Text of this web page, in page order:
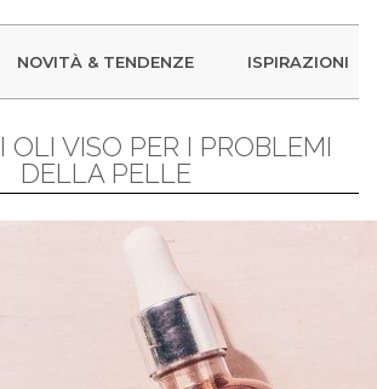
NOVITÀ & TENDENZE ISPIRAZIONI
OLI VISO PER I PROBLEMI
DELLA PELLE